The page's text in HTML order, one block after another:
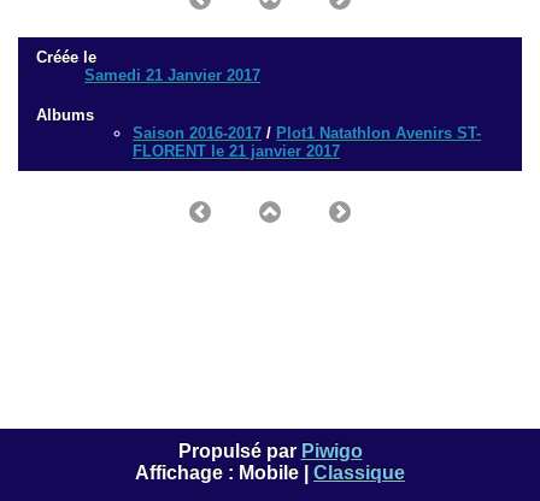
Créée le
Samedi 21 Janvier 2017
Albums
Saison 2016-2017 / Plot1 Natathlon Avenirs ST-
FLORENT le 21 janvier 2017
Propulsé par Piwigo
Affichage : Mobile Classique